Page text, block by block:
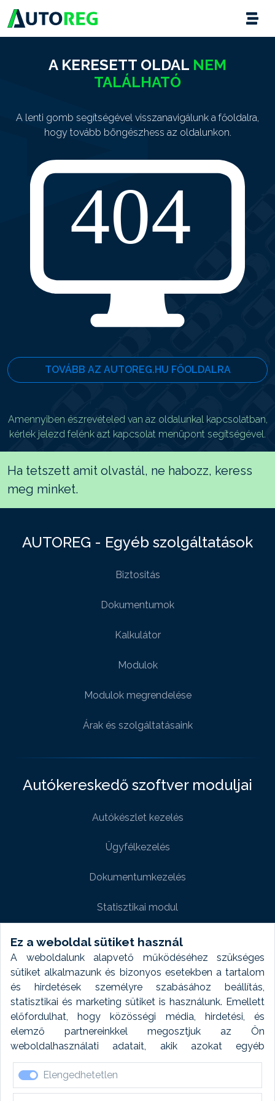
Ez a weboldal sütiket használ
A weboldalunk alapvető működéséhez szükséges
sütiket alkalmazunk és bizonyos esetekben a tartalom
és hirdetések személyre szabásához beállítás,
statisztikai és marketing sütiket is használunk. Emellett
előfordulhat, hogy közösségi média, hirdetési, és
elemző partnereinkkel megosztjuk az Ön
weboldalhasználati adatait, akik azokat egyéb
forrásokból gyűjtött adatokkal kombinálhatják. A sütik
elfogadásával kapcsolatosan naplózást végzünk és
ezen adatokat 6 hónap után automatikusan töröljük. A
Elengedhetetlen
A KERESETT OLDAL NEM
TALÁLHATÓ
A lenti gomb segítségével visszanavigálunk a főoldalra,
hogy tovább böngészhess az oldalunkon.
TOVÁBB AZ AUTOREG.HU FŐOLDALRA
Amennyiben észrevételed van az oldalunkal kapcsolatban,
kérlek jelezd felénk azt kapcsolat menüpont segítségével.
Ha tetszett amit olvastál, ne habozz, keress
meg minket.
AUTOREG - Egyéb szolgáltatások
Biztositás
Dokumentumok
Kalkulátor
Modulok
Modulok megrendelése
Árak és szolgáltatásaink
Autókereskedő szoftver moduljai
Autókészlet kezelés
Ügyfélkezelés
Dokumentumkezelés
Statisztikai modul
Weboldal modul
Fényképtár extra modul
Autómosó modul
Feladatütemezés